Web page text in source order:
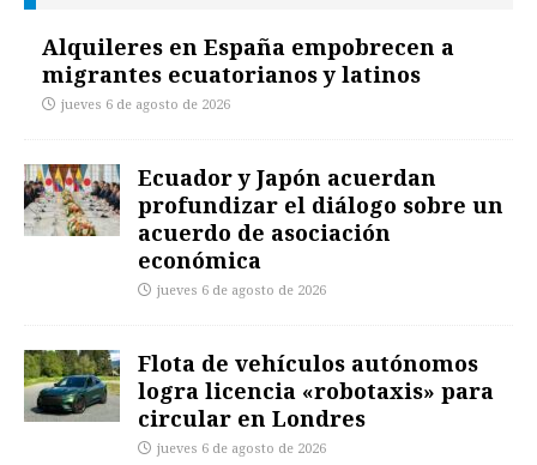
Alquileres en España empobrecen a
migrantes ecuatorianos y latinos
jueves 6 de agosto de 2026
Ecuador y Japón acuerdan
profundizar el diálogo sobre un
acuerdo de asociación
económica
jueves 6 de agosto de 2026
Flota de vehículos autónomos
logra licencia «robotaxis» para
circular en Londres
jueves 6 de agosto de 2026